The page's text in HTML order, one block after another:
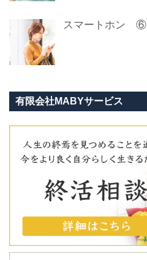
スマートホン ⑥
有限会社MABYサービス